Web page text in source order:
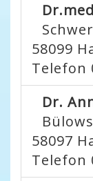
58099
Telefon
Dr.
58097
Telefon